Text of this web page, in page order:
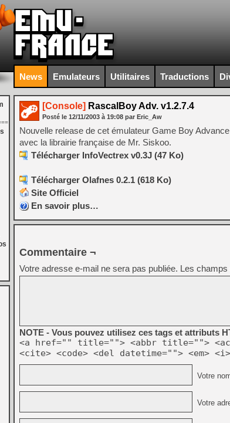
News Emulateurs Utilitaires Traductions
[Console] RascalBoy Adv. v1.2.7.4
Posté le 12/11/2003 à 19:08 par Eric_Aw
Nouvelle release de cet émulateur Game Boy
avec la librairie française de Mr. Siskoo.
Télécharger InfoVectrex v0.3J (47 Ko)
Télécharger Olafnes 0.2.1 (618 Ko)
Site Officiel
En savoir plus…
Commentaire ¬
Votre adresse e-mail ne sera pas publiée. Les champs
NOTE - Vous pouvez utilisez ces tags et attributs
<a href="" title=""> <abbr title="">
<cite> <code> <del datetime=""> <em>
Votre
Votre